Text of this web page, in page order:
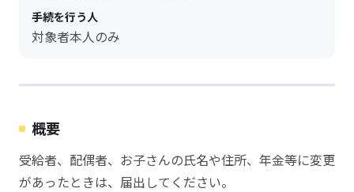
手続を行う人
対象者本人のみ
概要
受給者、配偶者、お子さんの氏名や住所、年金等に変更
があったときは、届出してください。